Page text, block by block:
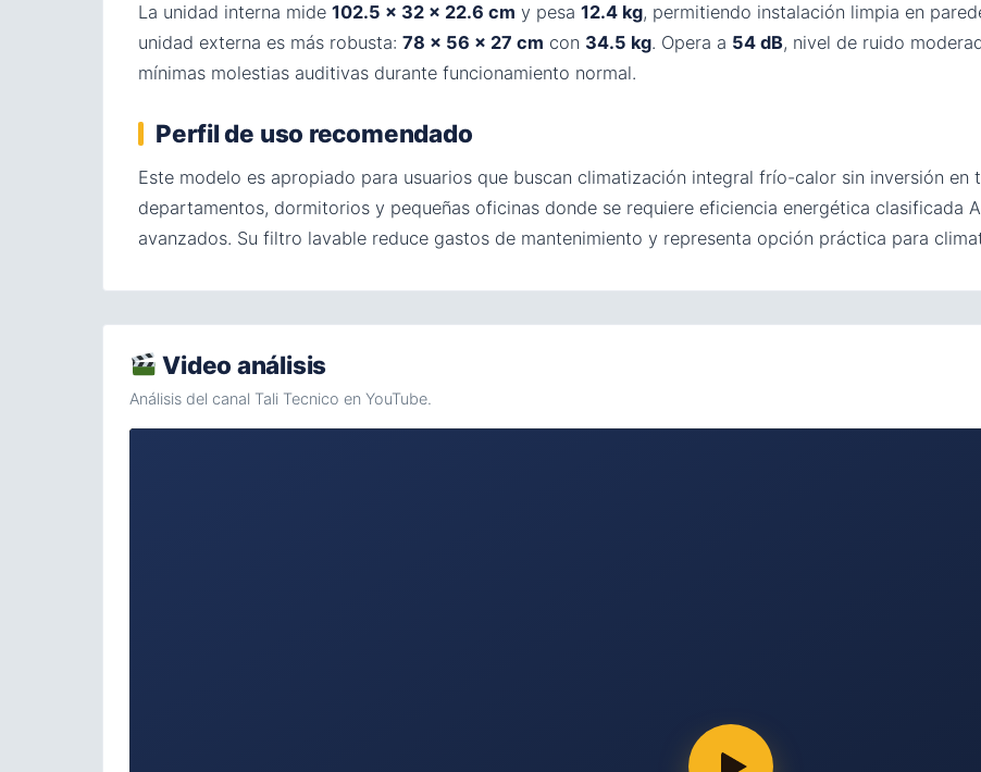
La unidad interna mide 102.5 × 32 × 22.6 cm y pesa 12.4 kg, permitiendo instalación limpia en
unidad externa es más robusta: 78 × 56 × 27 cm con 34.5 kg. Opera a 54 dB, nivel de ruido
mínimas molestias auditivas durante funcionamiento normal.
Perfil de uso recomendado
Este modelo es apropiado para usuarios que buscan climatización integral frío-calor sin inversión
departamentos, dormitorios y pequeñas oficinas donde se requiere eficiencia energética clasificada
avanzados. Su filtro lavable reduce gastos de mantenimiento y representa opción práctica para
Video análisis
Análisis del canal Tali Tecnico en YouTube.